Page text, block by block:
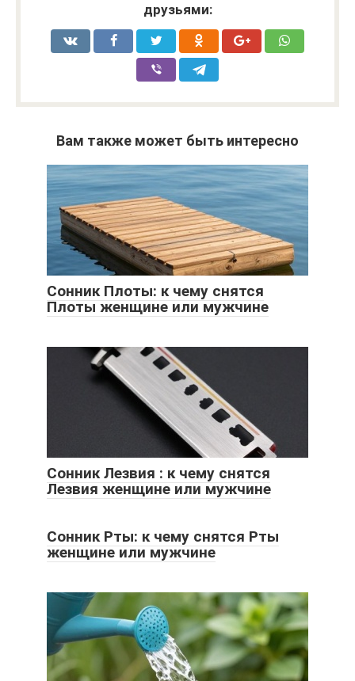
друзьями:
Вам также может быть интересно
Сонник Плоты: к чему снятся
Плоты женщине или мужчине
Сонник Лезвия : к чему снятся
Лезвия женщине или мужчине
Сонник Рты: к чему снятся Рты
женщине или мужчине